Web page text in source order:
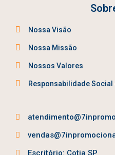
Nossa Visão
Nossa Missão
Nossos Valores
Responsabilidade Social
Escritório: Cotia SP